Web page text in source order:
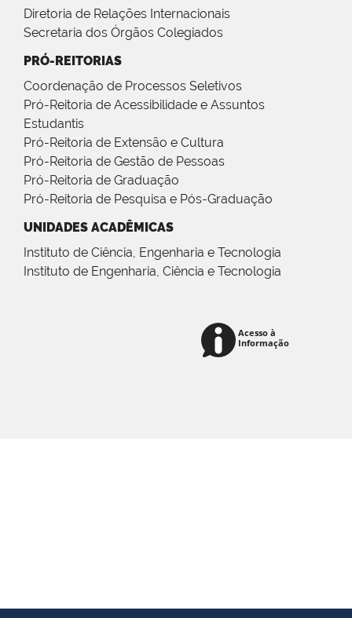
Diretoria de Relações Internacionais
Secretaria dos Órgãos Colegiados
PRÓ-REITORIAS
Coordenação de Processos Seletivos
Pró-Reitoria de Acessibilidade e Assuntos
Estudantis
Pró-Reitoria de Extensão e Cultura
Pró-Reitoria de Gestão de Pessoas
Pró-Reitoria de Graduação
Pró-Reitoria de Pesquisa e Pós-Graduação
UNIDADES ACADÊMICAS
Instituto de Ciência, Engenharia e Tecnologia
Instituto de Engenharia, Ciência e Tecnologia